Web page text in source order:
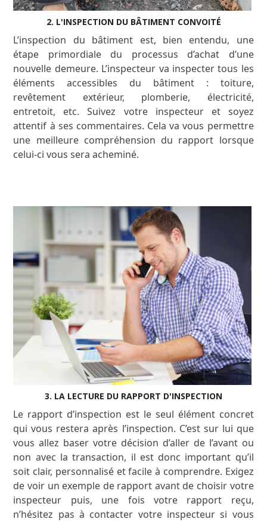
2. L'INSPECTION DU BÂTIMENT CONVOITÉ
L’inspection du bâtiment est, bien entendu, une
étape primordiale du processus d’achat d’une
nouvelle demeure. L’inspecteur va inspecter tous les
éléments accessibles du bâtiment : toiture,
revêtement extérieur, plomberie, électricité,
entretoit, etc. Suivez votre inspecteur et soyez
attentif à ses commentaires. Cela va vous permettre
une meilleure compréhension du rapport lorsque
celui-ci vous sera acheminé.
3. LA LECTURE DU RAPPORT D'INSPECTION
Le rapport d’inspection est le seul élément concret
qui vous restera après l’inspection. C’est sur lui que
vous allez baser votre décision d’aller de l’avant ou
non avec la transaction, il est donc important qu’il
soit clair, personnalisé et facile à comprendre. Exigez
de voir un exemple de rapport avant de choisir votre
inspecteur puis, une fois votre rapport reçu,
n’hésitez pas à contacter votre inspecteur si vous